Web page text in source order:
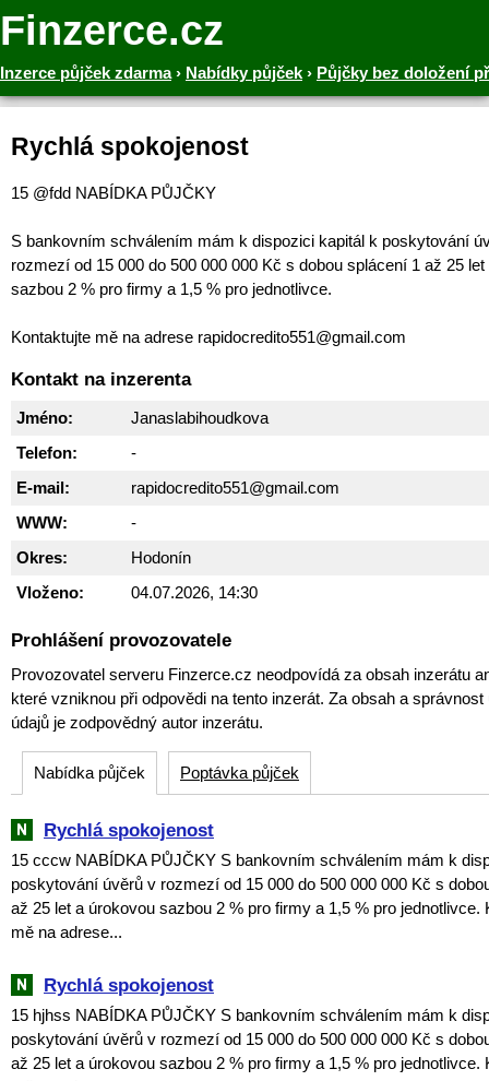
Finzerce.cz
Inzerce půjček zdarma› Nabídky půjček › Půjčky bez doložení
Rychlá spokojenost
15 @fdd NABÍDKA PŮJČKY
S bankovním schválením mám k dispozici kapitál k poskytování
rozmezí od 15 000 do 500 000 000 Kč s dobou splácení 1 až 25
sazbou 2 % pro firmy a 1,5 % pro jednotlivce.
Kontaktujte mě na adrese rapidocredito551@gmail.com
Kontakt na inzerenta
Jméno:
Janaslabihoudkova
Telefon:
-
E-mail:
rapidocredito551@gmail.com
WWW:
-
Okres:
Hodonín
Vloženo:
04.07.2026, 14:30
Prohlášení provozovatele
Provozovatel serveru Finzerce.cz neodpovídá za obsah inzerátu
které vzniknou při odpovědi na tento inzerát. Za obsah a
údajů je zodpovědný autor inzerátu.
Nabídka půjček Poptávka půjček
Rychlá spokojenost
15 cccw NABÍDKA PŮJČKY S bankovním schválením mám k
poskytování úvěrů v rozmezí od 15 000 do 500 000 000 Kč s
až 25 let a úrokovou sazbou 2 % pro firmy a 1,5 % pro jednotlivce.
mě na adrese...
Rychlá spokojenost
15 hjhss NABÍDKA PŮJČKY S bankovním schválením mám k
poskytování úvěrů v rozmezí od 15 000 do 500 000 000 Kč s
až 25 let a úrokovou sazbou 2 % pro firmy a 1,5 % pro jednotlivce.